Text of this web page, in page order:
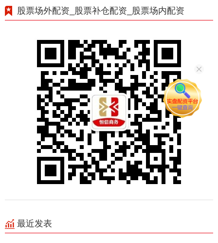
股票场外配资_股票补仓配资_股票场内配资
最近发表